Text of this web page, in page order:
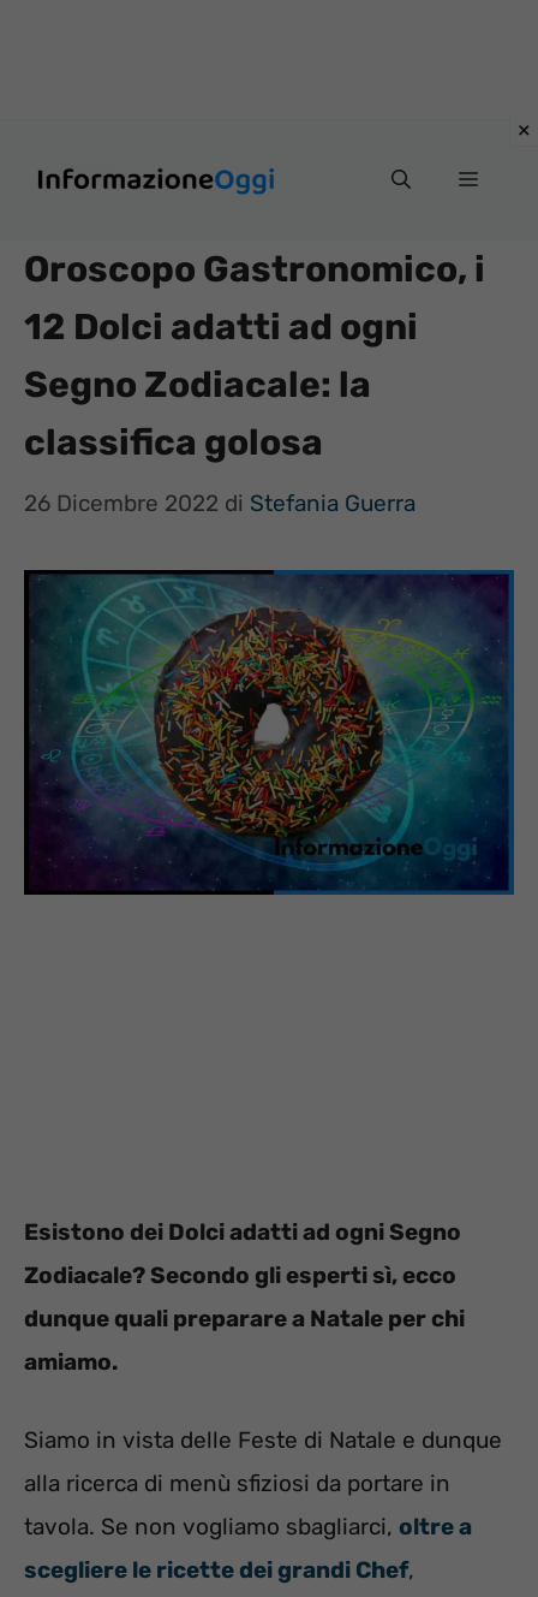
Menu
Oroscopo Gastronomico, i
12 Dolci adatti ad ogni
Segno Zodiacale: la
classifica golosa
26 Dicembre 2022 di Stefania Guerra
Esistono dei Dolci adatti ad ogni Segno
Zodiacale? Secondo gli esperti sì, ecco
dunque quali preparare a Natale per chi
amiamo.
Siamo in vista delle Feste di Natale e dunque
alla ricerca di menù sfiziosi da portare in
tavola. Se non vogliamo sbagliarci, oltre a
scegliere le ricette dei grandi Chef,